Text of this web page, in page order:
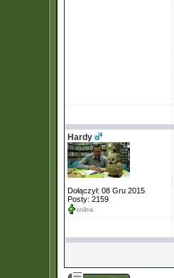
Hardy
Dołączył: 08 Gru 2015
Posty: 2159